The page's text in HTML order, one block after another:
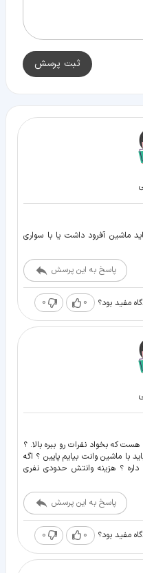
ثبت پرسش
ماشین آفرود داشت یا با سواری
پاسخ به این پرسش
مفید بود؟ 0
0
که بخواد نفرات رو ببره بالا. ؟
با ماشین وانت بیایم پایین ؟ اگه
داره ؟ هزینه وانتش حدودی نفری
پاسخ به این پرسش
مفید بود؟ 0
0